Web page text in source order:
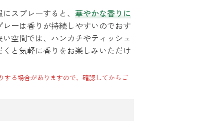
スプレーすると、 華やかな香りに
ーは香りが持続しやすいのでおす
空間では、ハンカチやティッシュ
と気軽に香りをお楽しみいただけ
る場合がありますので、確認してからご